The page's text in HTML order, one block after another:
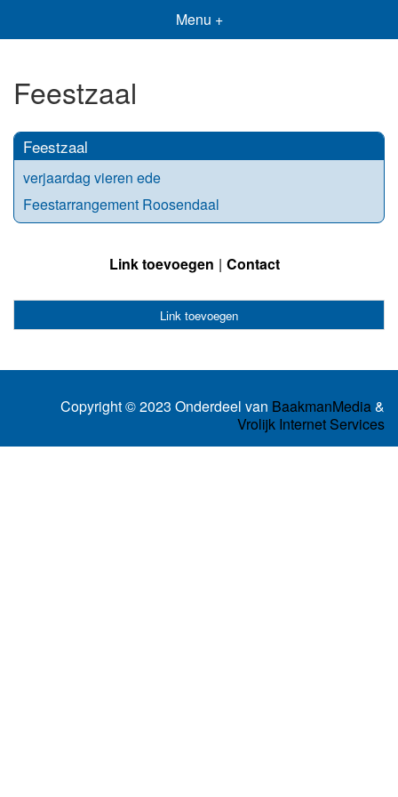
Menu +
Feestzaal
Feestzaal
verjaardag vieren ede
Feestarrangement Roosendaal
Link toevoegen Contact
Link toevoegen
Copyright © 2023 Onderdeel van BaakmanMedia&
Vrolijk Internet Services